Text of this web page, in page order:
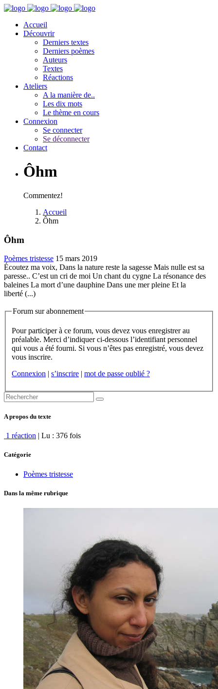
Accueil
Découvrir
Derniers textes
Derniers poèmes
Auteurs
Textes
Réactions
Ateliers
A la manière de..
Les dix mots
Le thème en cours
Connexion
Se connecter
Se déconnecter
Contact
Ôhm
Commentez!
Accueil
Ôhm
Ôhm
Poèmes tristesse 15 mars 2019
Écoutez ma voix, Dans la nature reste la sagesse Mais nulle est sa
paresse.. C’est un cri de moi Un chant du cygne La résonance des
baleines La mort d’une dauphine Dans une mer pleine Et la
liberté (...)
Forum sur abonnement
Pour participer à ce forum, vous devez vous enregistrer au
préalable. Merci d’indiquer ci-dessous l’identifiant personnel
qui vous a été fourni. Si vous n’êtes pas enregistré, vous devez
vous inscrire.
Connexion | s’inscrire | mot de passe oublié ?
A propos du texte
1 réaction | Lu : 376 fois
Catégorie
Poèmes tristesse
Dans la même rubrique